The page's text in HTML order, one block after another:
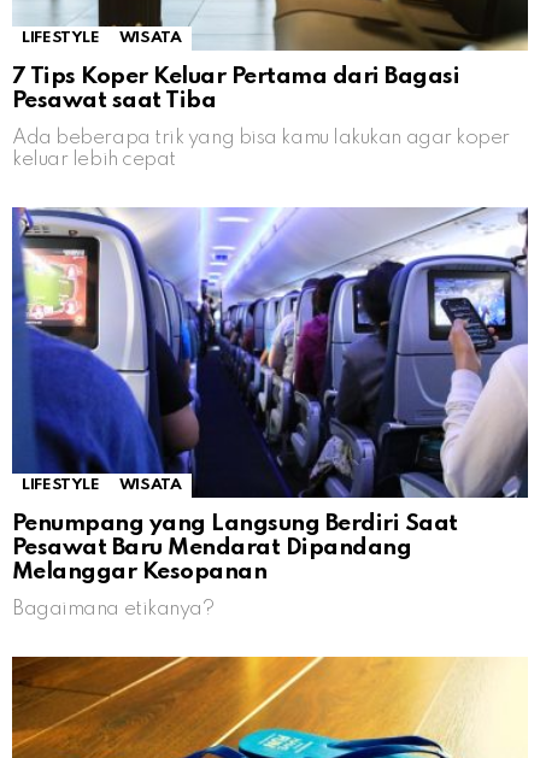
LIFESTYLE WISATA
7 Tips Koper Keluar Pertama dari Bagasi
Pesawat saat Tiba
Ada beberapa trik yang bisa kamu lakukan agar koper
keluar lebih cepat
LIFESTYLE WISATA
Penumpang yang Langsung Berdiri Saat
Pesawat Baru Mendarat Dipandang
Melanggar Kesopanan
Bagaimana etikanya?